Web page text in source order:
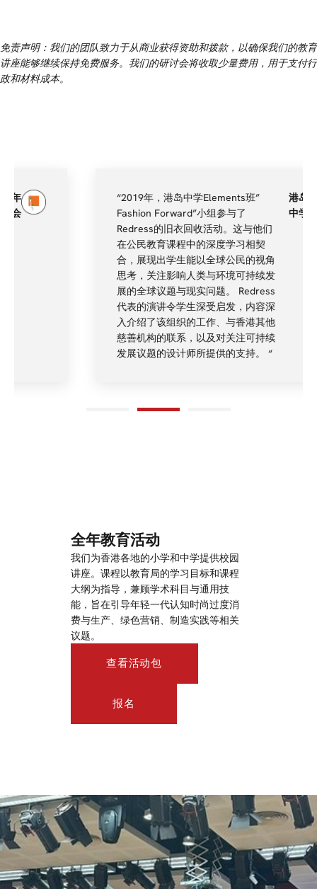
免责声明：我们的团队致力于从商业获得资助和拨款，以确保我们的教育
讲座能够继续保持免费服务。我们的研讨会将收取少量费用，用于支付行
政和材料成本。
“2019年，港岛中学Elements班”
Fashion Forward”小组参与了
Redress的旧衣回收活动。这与他们
在公民教育课程中的深度学习相契
合，展现出学生能以全球公民的视角
思考，关注影响人类与环境可持续发
展的全球议题与现实问题。 Redress
代表的演讲令学生深受启发，内容深
入介绍了该组织的工作、与香港其他
慈善机构的联系，以及对关注可持续
发展议题的设计师所提供的支持。 “
港岛
中学
全年教育活动
我们为香港各地的小学和中学提供校园
讲座。课程以教育局的学习目标和课程
大纲为指导，兼顾学术科目与通用技
能，旨在引导年轻一代认知时尚过度消
费与生产、绿色营销、制造实践等相关
议题。
查看活动包
报名